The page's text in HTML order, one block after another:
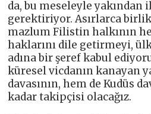
da, bu meseleyle
gerektiriyor. Asırlarca
mazlum Filistin halkının
haklarını dile getirmeyi,
adına bir şeref kabul
küresel vicdanın kanayan
davasının, hem de Kudüs
kadar takipçisi olacağız.